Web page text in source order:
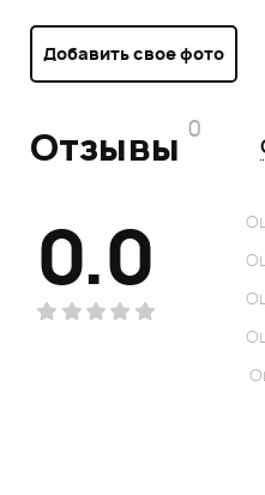
Добавить свое фото
Отзывы 0
0.0